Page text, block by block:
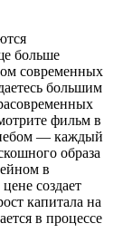
больше
современных
большим
фильм в
— каждый
образа
в
создает
капитала на
в процессе